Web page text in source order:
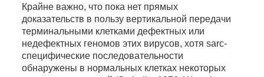
Крайне важно, что пока нет прямых
доказательств в пользу вертикальной передачи
терминальными клетками дефектных или
недефектных геномов этих вирусов, хотя sarc-
специфические последовательности
обнаружены в нормальных клетках некоторых